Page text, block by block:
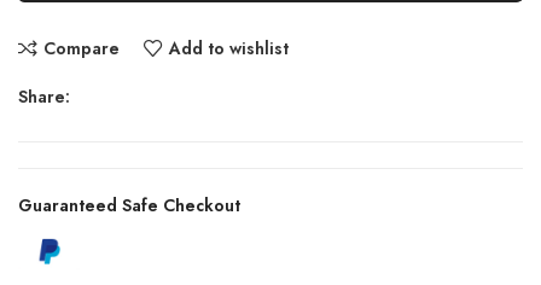
Compare Add to wishlist
Share:
Guaranteed Safe Checkout